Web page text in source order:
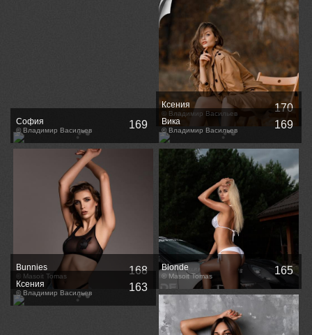
Ксения
© Владимир Васильев 170
София
© Владимир Васильев 169 Вика
© Владимир Васильев 169
Bunnies
© Masoit Tomas 168 Blonde
© Masoit Tomas 165
Ксения
© Владимир Васильев 163